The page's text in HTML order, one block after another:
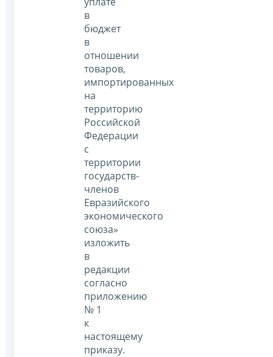
в
бюджет
в
отношении
товаров,
импортированных
на
территорию
Российской
Федерации
с
территории
государств-
членов
Евразийского
экономического
союза»
изложить
в
редакции
согласно
приложению
№ 1
к
настоящему
приказу.